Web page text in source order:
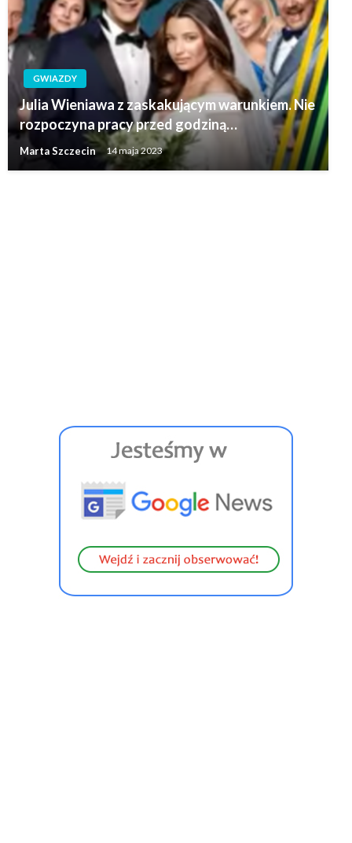
GWIAZDY
Julia Wieniawa z zaskakującym warunkiem. Nie
rozpoczyna pracy przed godziną…
Marta Szczecin 14 maja 2023